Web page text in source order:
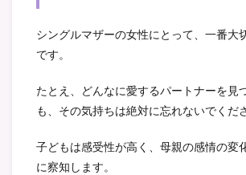
シングルマザーの女性にとって、一番大
です。
たとえ、どんなに愛するパートナーを見
も、その気持ちは絶対に忘れないでくだ
子どもは感受性が高く、母親の感情の変
に察知します。